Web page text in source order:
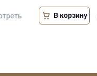
В корзину